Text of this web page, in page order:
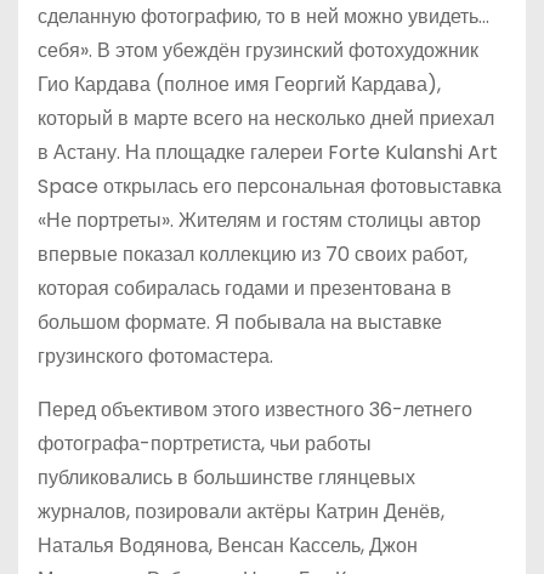
сделанную фотографию, то в ней можно увидеть…
себя». В этом убеждён грузинский фотохудожник
Гио Кардава (полное имя Георгий Кардава),
который в марте всего на несколько дней приехал
в Астану. На площадке галереи Forte Kulanshi Art
Space открылась его персональная фотовыставка
«Не портреты». Жителям и гостям столицы автор
впервые показал коллекцию из 70 своих работ,
которая собиралась годами и презентована в
большом формате. Я побывала на выставке
грузинского фотомастера.
Перед объективом этого известного 36-летнего
фотографа-портретиста, чьи работы
публиковались в большинстве глянцевых
журналов, позировали актёры Катрин Денёв,
Наталья Водянова, Венсан Кассель, Джон